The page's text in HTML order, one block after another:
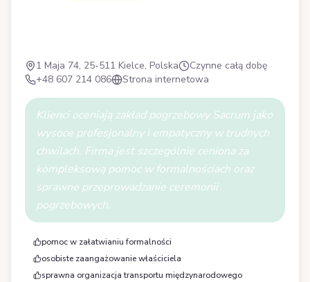
1 Maja 74, 25-511 Kielce, Polska
Czynne całą dobę
+48 607 214 086
Strona internetowa
Klienci oceniają zakład pogrzebowy Sacrum jako
wysoce profesjonalny i empatyczny w trudnych
chwilach. Firma jest szczególnie ceniona za
kompleksową pomoc w formalnościach oraz
sprawne przeprowadzanie ceremonii
pogrzebowych.
pomoc w załatwianiu formalności
osobiste zaangażowanie właściciela
sprawna organizacja transportu międzynarodowego